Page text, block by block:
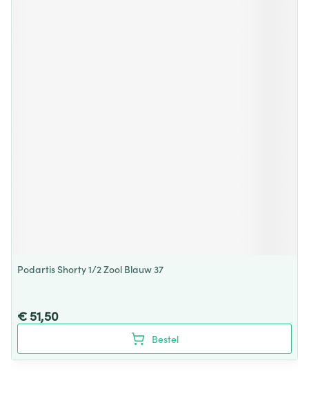
Podartis Shorty 1/2 Zool Blauw 37
€ 51,50
Bestel